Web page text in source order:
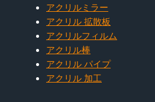
アクリルミラー
アクリル 拡散板
アクリルフィルム
アクリル棒
アクリル パイプ
アクリル 加工